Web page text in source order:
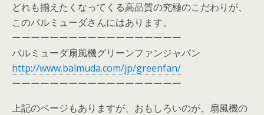
どれも揃えたくなってくる高品質の究極のこだわりが、
このバルミューダさんにはあります。
ーーーーーーーーーーーーーーーーーー
バルミューダ扇風機グリーンファンジャパン
http://www.balmuda.com/jp/greenfan/
ーーーーーーーーーーーーーーーーーー
上記のページもありますが、おもしろいのが、扇風機の